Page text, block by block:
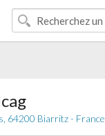
64200 Biarritz - France